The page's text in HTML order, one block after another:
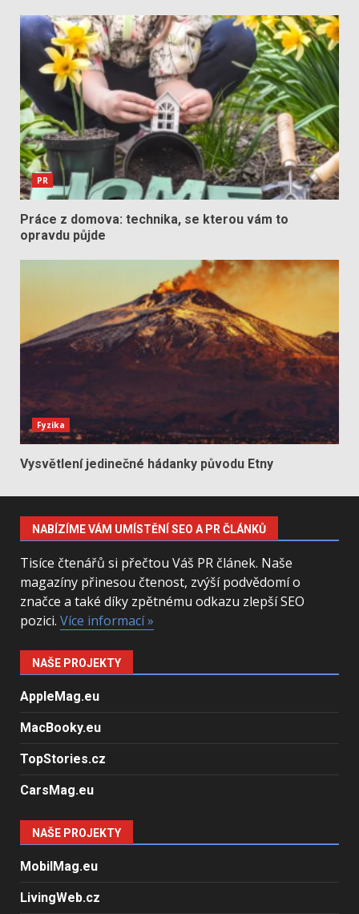
PR
Práce z domova: technika, se kterou vám to
opravdu půjde
Fyzika
Vysvětlení jedinečné hádanky původu Etny
NABÍZÍME VÁM UMÍSTĚNÍ SEO A PR ČLÁNKŮ
Tisíce čtenářů si přečtou Váš PR článek. Naše
magazíny přinesou čtenost, zvýší podvědomí o
značce a také díky zpětnému odkazu zlepší SEO
pozici. Více informací »
NAŠE PROJEKTY
AppleMag.eu
MacBooky.eu
TopStories.cz
CarsMag.eu
NAŠE PROJEKTY
MobilMag.eu
LivingWeb.cz